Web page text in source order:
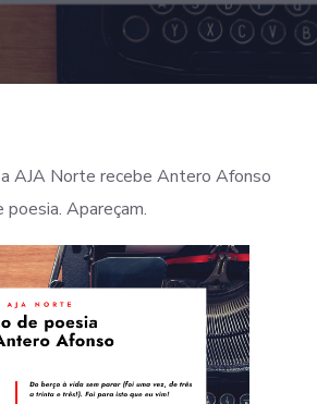
AJA Norte recebe Antero Afonso
poesia. Apareçam.